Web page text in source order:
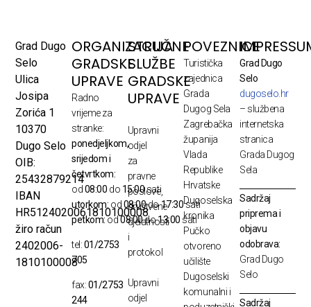
Grad Dugo
Selo
Ulica
Josipa
Zorića 1
10370
Dugo Selo
OIB:
25432879214
IBAN
HR5124020061810100008
žiro račun
2402006-
1810100008
ORGANIZACIJA
GRADSKE
UPRAVE
Radno
vrijeme za
stranke:
ponedjeljkom,
srijedom i
četvrtkom:
od08:00 do 15:00sati
utorkom: od08:00do17:30sati
petkom:od08:00do13:00 sati
tel:01/2753
705
fax:01/2753
244
STRUČNE
SLUŽBE
GRADSKE
UPRAVE
Upravni
odjel
za
pravne
poslove,
društvene
djelatnosti
i
protokol
Upravni
odjel
POVEZNICE
Turistička
zajednica
Grada
Dugog Sela
Zagrebačka
županija
Vlada
Republike
Hrvatske
Dugoselska
kronika
Pučko
otvoreno
učilište
Dugoselski
komunalni i
Grad Dugo
Selo
dugoselo.hr
– službena
internetska
stranica
Grada Dugog
Sela
Sadržaj
priprema i
objavu
odobrava:
Grad Dugo
Selo
Sadržaj